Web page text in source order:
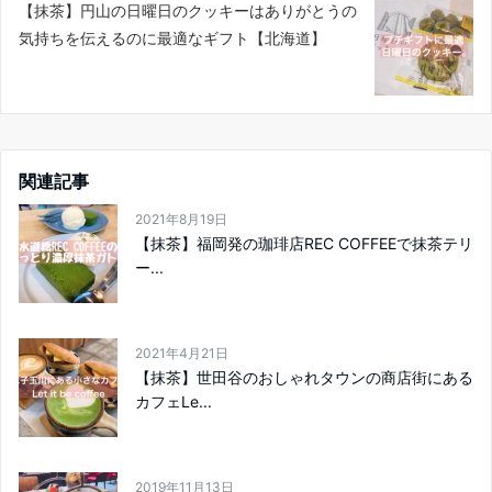
【抹茶】円山の日曜日のクッキーはありがとうの
気持ちを伝えるのに最適なギフト【北海道】
関連記事
2021年8月19日
【抹茶】福岡発の珈琲店REC COFFEEで抹茶テリ
ー...
2021年4月21日
【抹茶】世田谷のおしゃれタウンの商店街にある
カフェLe...
2019年11月13日